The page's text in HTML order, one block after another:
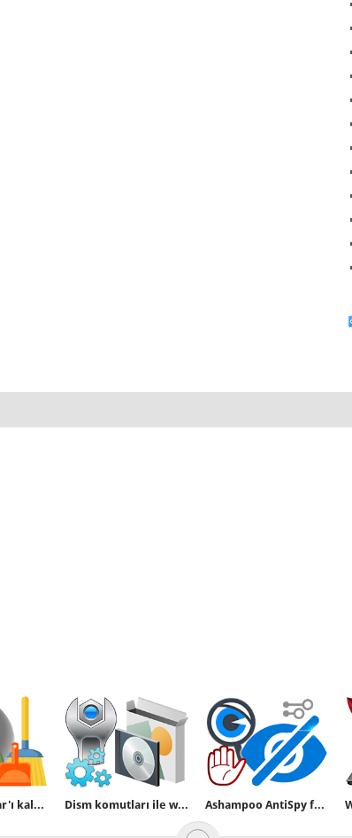
Xbox Game bar'ı kaldırın veya yeniden kurun Dism komutları ile windows özelliklerini açmak Ashampoo AntiSpy for Windows 10